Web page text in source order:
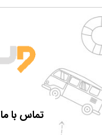
تماس با ما